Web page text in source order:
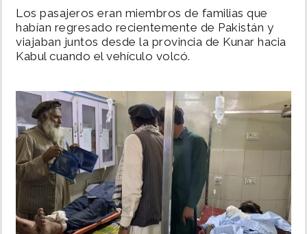
POLÍTICA
DEPORTES
MUNDO
INSÓLITAS
MULTIMEDIA
Los pasajeros eran miembros de familias que
habían regresado recientemente de Pakistán y
viajaban juntos desde la provincia de Kunar hacia
Kabul cuando el vehículo volcó.